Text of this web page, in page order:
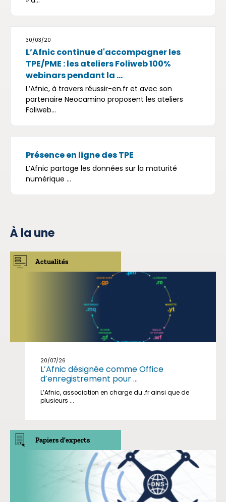
30/03/20
L’Afnic continue d'accompagner les
TPE/PME : les ateliers Foliweb 100%
webinars pendant la ...
L’Afnic, à travers réussir-en.fr et avec son
partenaire Neocamino proposent les ateliers
Foliweb...
Présence en ligne des TPE
L’Afnic partage les données sur la maturité
numérique ...
À la une
Actualités
20/07/26
L’Afnic désignée comme Office
d’enregistrement pour ...
L’Afnic, association en charge du .fr ainsi que de
plusieurs ...
Papiers d'experts